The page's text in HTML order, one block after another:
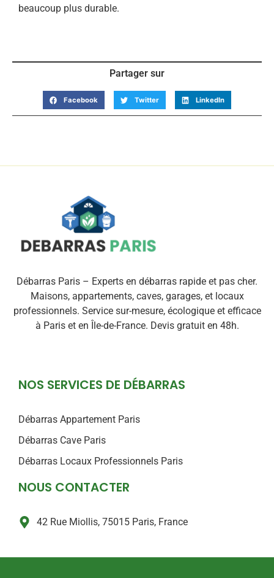
beaucoup plus durable.
Partager sur
Facebook Twitter LinkedIn
Débarras Paris – Experts en débarras rapide et pas cher.
Maisons, appartements, caves, garages, et locaux
professionnels. Service sur-mesure, écologique et efficace
à Paris et en Île-de-France. Devis gratuit en 48h.
NOS SERVICES DE DÉBARRAS
Débarras Appartement Paris
Débarras Cave Paris
Débarras Locaux Professionnels Paris
NOUS CONTACTER
42 Rue Miollis, 75015 Paris, France